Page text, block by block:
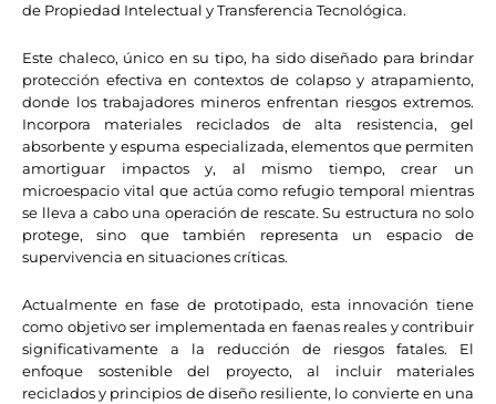
de Propiedad Intelectual y Transferencia Tecnológica.
Este chaleco, único en su tipo, ha sido diseñado para brindar
protección efectiva en contextos de colapso y atrapamiento,
donde los trabajadores mineros enfrentan riesgos extremos.
Incorpora materiales reciclados de alta resistencia, gel
absorbente y espuma especializada, elementos que permiten
amortiguar impactos y, al mismo tiempo, crear un
microespacio vital que actúa como refugio temporal mientras
se lleva a cabo una operación de rescate. Su estructura no solo
protege, sino que también representa un espacio de
supervivencia en situaciones críticas.
Actualmente en fase de prototipado, esta innovación tiene
como objetivo ser implementada en faenas reales y contribuir
significativamente a la reducción de riesgos fatales. El
enfoque sostenible del proyecto, al incluir materiales
reciclados y principios de diseño resiliente, lo convierte en una